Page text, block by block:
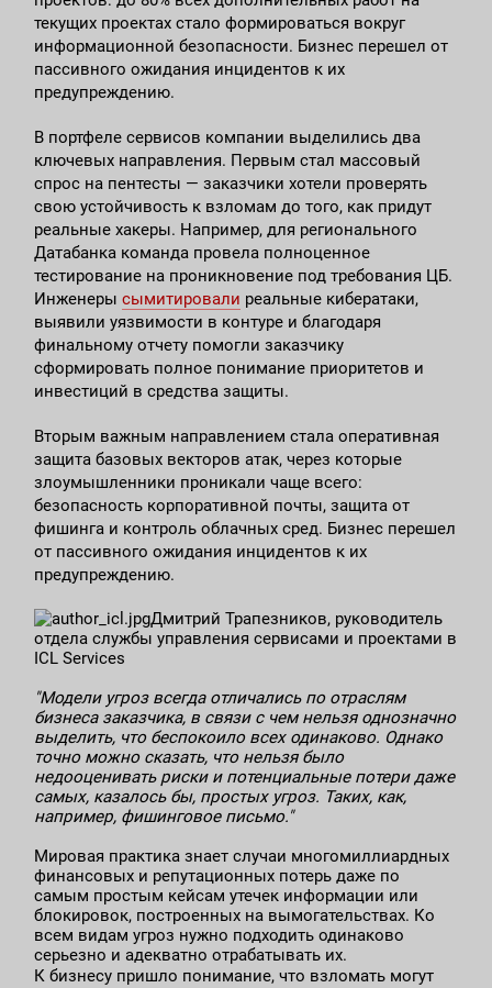
текущих проектах стало формироваться вокруг
информационной безопасности. Бизнес перешел от
пассивного ожидания инцидентов к их
предупреждению.
В портфеле сервисов компании выделились два
ключевых направления. Первым стал массовый
спрос на пентесты — заказчики хотели проверять
свою устойчивость к взломам до того, как придут
реальные хакеры. Например, для регионального
Датабанка команда провела полноценное
тестирование на проникновение под требования ЦБ.
Инженерысымитировали реальные кибератаки,
выявили уязвимости в контуре и благодаря
финальному отчету помогли заказчику
сформировать полное понимание приоритетов и
инвестиций в средства защиты.
Вторым важным направлением стала оперативная
защита базовых векторов атак, через которые
злоумышленники проникали чаще всего:
безопасность корпоративной почты, защита от
фишинга и контроль облачных сред. Бизнес перешел
от пассивного ожидания инцидентов к их
предупреждению.
Дмитрий Трапезников, руководитель
отдела службы управления сервисами и проектами в
ICL Services
"Модели угроз всегда отличались по отраслям
бизнеса заказчика, в связи с чем нельзя однозначно
выделить, что беспокоило всех одинаково. Однако
точно можно сказать, что нельзя было
недооценивать риски и потенциальные потери даже
самых, казалось бы, простых угроз. Таких, как,
например, фишинговое письмо."
Мировая практика знает случаи многомиллиардных
финансовых и репутационных потерь даже по
самым простым кейсам утечек информации или
блокировок, построенных на вымогательствах. Ко
всем видам угроз нужно подходить одинаково
серьезно и адекватно отрабатывать их.
К бизнесу пришло понимание, что взломать могут